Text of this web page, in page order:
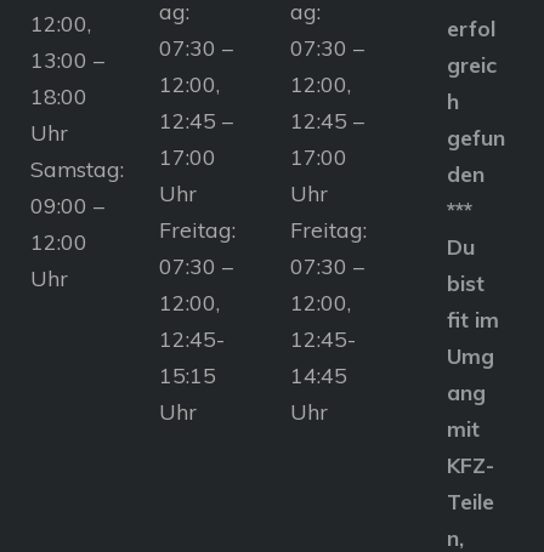
12:00,
13:00 –
18:00
Uhr
Samstag:
09:00 –
12:00
Uhr
ag:
07:30 –
12:00,
12:45 –
17:00
Uhr
Freitag:
07:30 –
12:00,
12:45-
15:15
Uhr
ag:
07:30 –
12:00,
12:45 –
17:00
Uhr
Freitag:
07:30 –
12:00,
12:45-
14:45
Uhr
erfol
greic
h
gefun
den
***
Du
bist
fit im
Umg
ang
mit
KFZ-
Teile
n,